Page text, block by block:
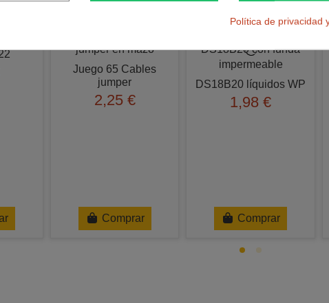
Otros clientes compraron
Juego 65 Cables
jumper
2,25 €
Comprar
DS18B20 líquidos WP
1,98 €
Comprar
Política de privacidad